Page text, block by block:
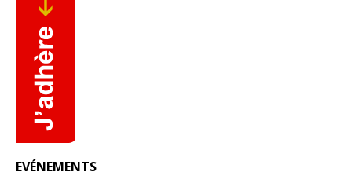
EVÉNEMENTS